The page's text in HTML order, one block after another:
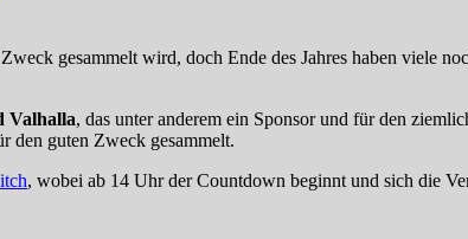
gesammelt wird, doch Ende des Jahres haben viele
Valhalla, das unter anderem ein Sponsor und für den
den guten Zweck gesammelt.
, wobei ab 14 Uhr der Countdown beginnt und sich die